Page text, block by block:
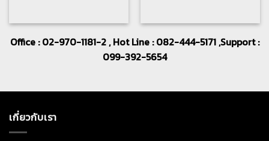
Office : 02-970-1181-2 , Hot Line : 082-444-5171 ,Support :
099-392-5654
เกี่ยวกับเรา